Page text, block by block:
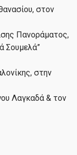
στον
Πανοράματος,
Σουμελά”
στην
Λαγκαδά & τον